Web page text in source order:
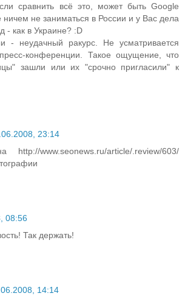
сравнить всё это, может быть Google
не заниматься в России и у Вас дела
- как в Украине? :D
- неудачный ракурс. Не усматривается
конференции. Такое ощущение, что
зашли или их "срочно пригласили" к
23:14
http://www.seonews.ru/article/.review/603/
08:56
Так держать!
14:14